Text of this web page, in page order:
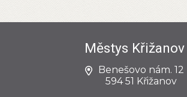
Městys Křižanov
Benešovo nám. 12
594 51 Křižanov